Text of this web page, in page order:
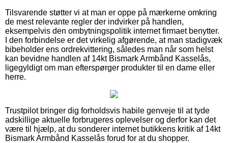
Tilsvarende støtter vi at man er oppe på mærkerne omkring
de mest relevante regler der indvirker på handlen,
eksempelvis den ombytningspolitik internet firmaet benytter.
I den forbindelse er det virkelig afgørende, at man stadigvæk
bibeholder ens ordrekvittering, således man når som helst
kan bevidne handlen af 14kt Bismark Armbånd Kasselås,
ligegyldigt om man efterspørger produkter til en dame eller
herre.
Trustpilot bringer dig forholdsvis habile genveje til at tyde
adskillige aktuelle forbrugeres oplevelser og derfor kan det
være til hjælp, at du sonderer internet butikkens kritik af 14kt
Bismark Armbånd Kasselås forud for at du shopper.